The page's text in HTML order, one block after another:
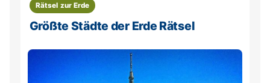
Rätsel zur Erde
Größte Städte der Erde Rätsel